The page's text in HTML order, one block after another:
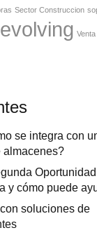
Sector Construccion
se integra con
almacenes?
y cómo puede
soluciones de